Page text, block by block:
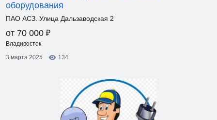
оборудования
ПАО АСЗ. Улица Дальзаводская 2
от 70 000 ₽
Владивосток
3 марта 2025
134